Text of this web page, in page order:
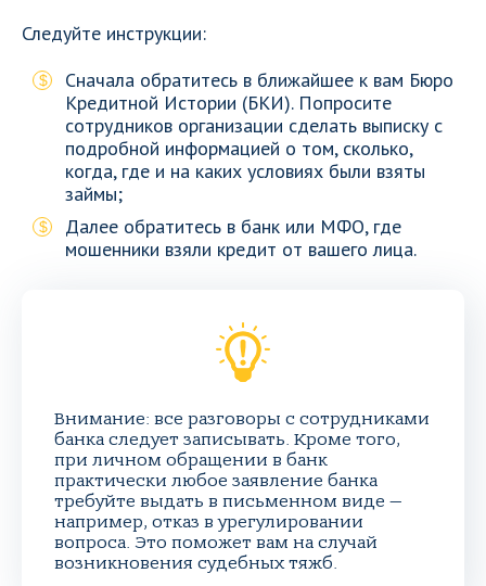
Следуйте инструкции:
Сначала обратитесь в ближайшее к вам Бюро
Кредитной Истории (БКИ). Попросите
сотрудников организации сделать выписку с
подробной информацией о том, сколько,
когда, где и на каких условиях были взяты
займы;
Далее обратитесь в банк или МФО, где
мошенники взяли кредит от вашего лица.
Внимание: все разговоры с сотрудниками
банка следует записывать. Кроме того,
при личном обращении в банк
практически любое заявление банка
требуйте выдать в письменном виде —
например, отказ в урегулировании
вопроса. Это поможет вам на случай
возникновения судебных тяжб.